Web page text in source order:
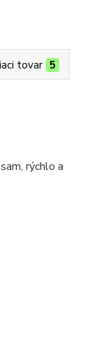
tovar 5
rýchlo a